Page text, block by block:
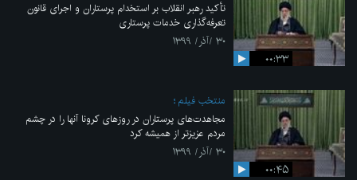
۰۰:۳۳
تأکید رهبر انقلاب بر استخدام پرستاران و اجرای قانون
تعرفه‌گذاری خدمات پرستاری
۳۰ /آذر/ ۱۳۹۹
۰۰:۴۵
منتخب فیلم
مجاهدت‌های پرستاران در روزهای کرونا آنها را در چشم
مردم عزیزتر از همیشه کرد
۳۰ /آذر/ ۱۳۹۹